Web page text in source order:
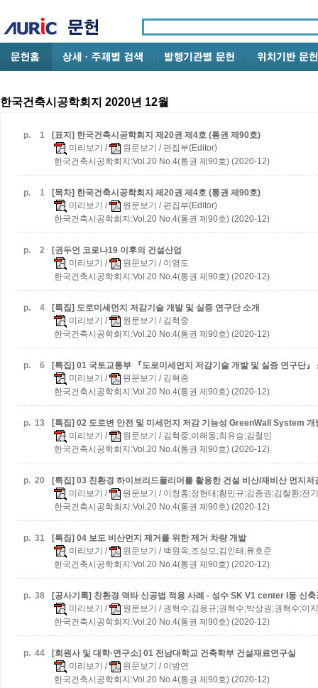
한국건축시공학회지 2020년 12월
p. 1
[표지] 한국건축시공학회지 제20권 제4호 (통권 제90호)
미리보기 / 원문보기 / 편집부(Editor)
한국건축시공학회지:Vol.20 No.4(통권 제90호) (2020-12)
p. 1
[목차] 한국건축시공학회지 제20권 제4호 (통권 제90호)
미리보기 / 원문보기 / 편집부(Editor)
한국건축시공학회지:Vol.20 No.4(통권 제90호) (2020-12)
p. 2
[권두언 코로나19 이후의 건설산업
미리보기 / 원문보기 / 이영도
한국건축시공학회지:Vol.20 No.4(통권 제90호) (2020-12)
p. 4
[특집] 도로미세먼지 저감기술 개발 및 실증 연구단 소개
미리보기 / 원문보기 / 김혁중
한국건축시공학회지:Vol.20 No.4(통권 제90호) (2020-12)
p. 6
[특집] 01 국토교통부 『도로미세먼지 저감기술 개발 및 실증 연구단』
미리보기 / 원문보기 / 김혁중
한국건축시공학회지:Vol.20 No.4(통권 제90호) (2020-12)
p. 13
[특집] 02 도로변 안전 및 미세먼지 저감 기능성 GreenWall System 개
미리보기 / 원문보기 / 김혁중;이해동;최유승;김철민
한국건축시공학회지:Vol.20 No.4(통권 제90호) (2020-12)
p. 20
[특집] 03 친환경 하이브리드폴리머를 활용한 건설 비산/재비산 먼지저
미리보기 / 원문보기 / 이창홍;정현태;황민규;김종권;김철환;전
한국건축시공학회지:Vol.20 No.4(통권 제90호) (2020-12)
p. 31
[특집] 04 보도 비산먼지 제거를 위한 제거 차량 개발
미리보기 / 원문보기 / 백원옥;조성모;김인태;류호준
한국건축시공학회지:Vol.20 No.4(통권 제90호) (2020-12)
p. 38
[공사기록] 친환경 역타 신공법 적용 사례 - 성수 SK V1 center I동 신축
미리보기 / 원문보기 / 권혁수;김용규;권혁수;박상권;권혁수;이
한국건축시공학회지:Vol.20 No.4(통권 제90호) (2020-12)
p. 44
[회원사 및 대학·연구소] 01 전남대학교 건축학부 건설재료연구실
미리보기 / 원문보기 / 이방연
한국건축시공학회지:Vol.20 No.4(통권 제90호) (2020-12)